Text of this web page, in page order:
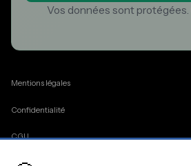
Vos données sont protégées.
Mentions légales
Confidentialité
CGU
Cookies